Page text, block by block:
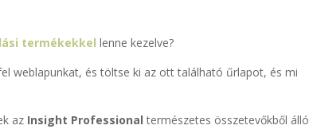
termékekkel lenne kezelve?
weblapunkat, és töltse ki az ott található űrlapot, és mi
az Insight Professional természetes összetevőkből álló